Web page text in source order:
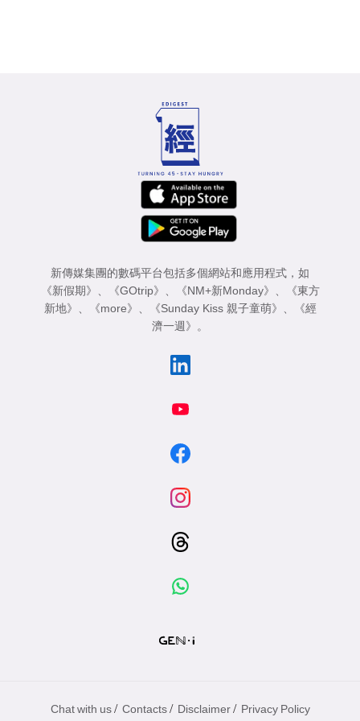
新傳媒集團的數碼平台包括多個網站和應用程式，如
《新假期》
《GOtrip》 《NM+新Monday》
《東方
新地》
《more》 《Sunday Kiss 親子童萌》
《經
濟一週》
。
Chat with us / Contacts / Disclaimer / Privacy Policy